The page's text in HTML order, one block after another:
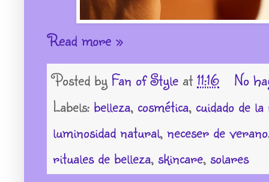
Read more »
Posted by Fan of Style at 11:16
No
Labels: belleza, cosmética, cuidado de
luminosidad natural, neceser de verano
rituales de belleza, skincare, solares